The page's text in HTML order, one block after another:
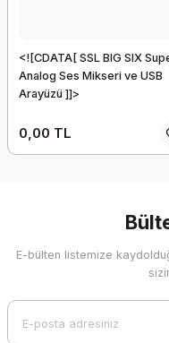
<![CDATA[ SSL BIG SIX
Analog Ses Mikseri ve USB
Arayüzü ]]>
0,00 TL
E-bülten listemize